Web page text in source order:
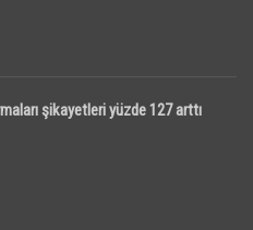
şikayetleri yüzde 127 arttı